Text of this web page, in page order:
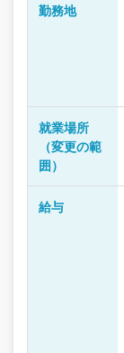
勤務地
就業場所
（変更の範
囲）
給与